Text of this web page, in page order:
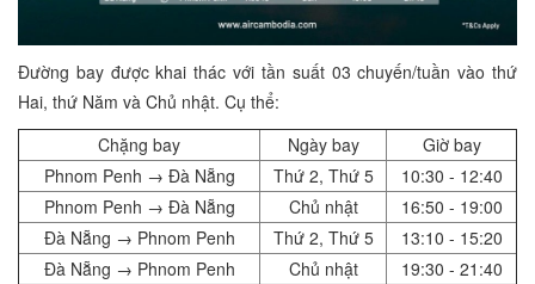
Đường bay được khai thác với tần suất 03 chuyến/tuần vào thứ
Hai, thứ Năm và Chủ nhật. Cụ thể:
Chặng bay
Ngày bay
Giờ bay
Phnom Penh → Đà Nẵng
Thứ 2, Thứ 5
10:30 - 12:40
Phnom Penh → Đà Nẵng
Chủ nhật
16:50 - 19:00
Đà Nẵng → Phnom Penh
Thứ 2, Thứ 5
13:10 - 15:20
Đà Nẵng → Phnom Penh
Chủ nhật
19:30 - 21:40